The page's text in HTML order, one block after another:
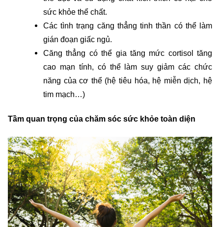
sức khỏe thể chất.
Các tình trạng căng thẳng tinh thần có thể làm
gián đoạn giấc ngủ.
Căng thẳng có thể gia tăng mức cortisol tăng
cao mạn tính, có thể làm suy giảm các chức
năng của cơ thể (hệ tiêu hóa, hệ miễn dịch, hệ
tim mạch…)
Tầm quan trọng của chăm sóc sức khỏe toàn diện